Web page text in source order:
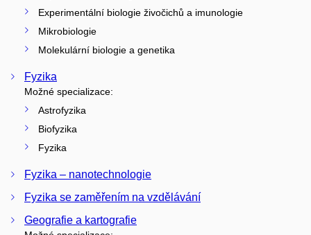
Experimentální biologie živočichů a imunologie
Mikrobiologie
Molekulární biologie a genetika
Fyzika
Možné specializace:
Astrofyzika
Biofyzika
Fyzika
Fyzika – nanotechnologie
Fyzika se zaměřením na vzdělávání
Geografie a kartografie